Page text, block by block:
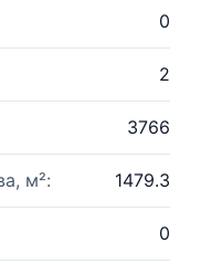
0
2
3766
м²: 1479.3
0